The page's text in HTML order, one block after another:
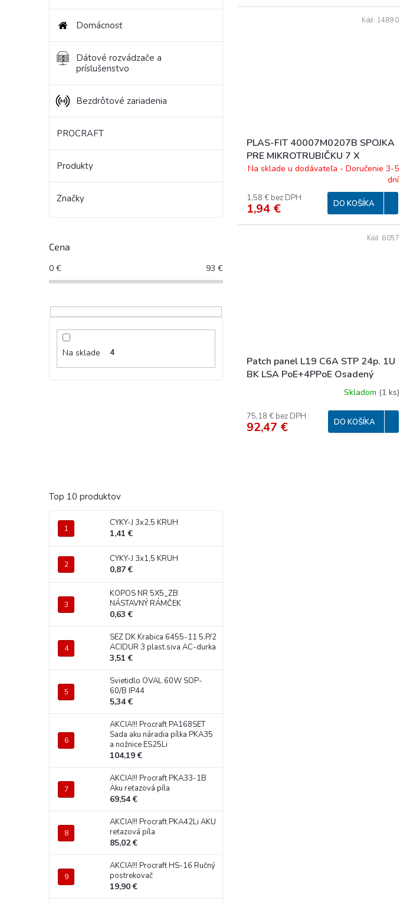
Domácnosť
Dátové rozvádzače a
príslušenstvo
Bezdrôtové zariadenia
PROCRAFT
Produkty
Značky
Cena
0 € 93 €
Na sklade 4
Top 10 produktov
CYKY-J 3x2,5 KRUH
1,41 €
CYKY-J 3x1,5 KRUH
0,87 €
KOPOS NR 5X5_ZB
NÁSTAVNÝ RÁMČEK
0,63 €
SEZ DK Krabica 6455-11 5.P/2
ACIDUR 3 plast.siva AC-durka
3,51 €
Svietidlo OVAL 60W SOP-
60/B IP44
5,34 €
AKCIA!!! Procraft PA168SET
Sada aku náradia pílka PKA35
a nožnice ES25Li
104,19 €
AKCIA!!! Procraft PKA33-1B
Aku reťazová píla
69,54 €
AKCIA!!! Procraft PKA42Li AKU
reťazová píla
85,02 €
AKCIA!!! Procraft HS-16 Ručný
postrekovač
19,90 €
PLAS-FIT 40007M0207B SPOJKA
PRE MIKROTRUBIČKU 7 X
7/3,5mm DI MICROFIT
Na sklade u dodávateľa - Doručenie 3-5
dní
1,58 € bez DPH
1,94 € DO KOŠÍKA
Kód: 14890
Patch panel L19 C6A STP 24p. 1U
BK LSA PoE+4PPoE Osadený
Skladom (1 ks)
75,18 € bez DPH
92,47 € DO KOŠÍKA
Kód: 6057